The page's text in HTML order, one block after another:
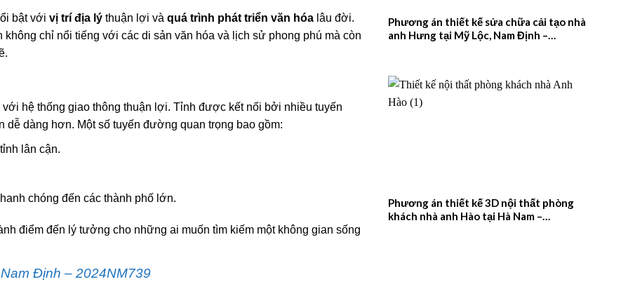
bật với vị trí địa lý thuận lợi và quá trình phát triển văn hóa lâu đời.
chỉ nổi tiếng với các di sản văn hóa và lịch sử phong phú mà còn
hệ thống giao thông thuận lợi. Tỉnh được kết nối bởi nhiều tuyến
dàng hơn. Một số tuyến đường quan trọng bao gồm:
lân cận.
chóng đến các thành phố lớn.
điểm đến lý tưởng cho những ai muốn tìm kiếm một không gian sống
Định – 2024NM739
Phương án thiết kế sửa chữa cải tạo nhà
anh Hưng tại Mỹ Lộc, Nam Định –
Phương án thiết kế 3D nội thất phòng
khách nhà anh Hào tại Hà Nam –